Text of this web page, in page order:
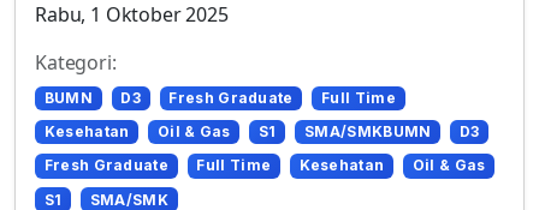
Rabu, 1 Oktober 2025
Kategori:
BUMN D3 Fresh Graduate
Full Time
Kesehatan
Oil & Gas S1 SMA/SMKBUMN
D3
Fresh Graduate
Full Time Kesehatan
Oil & Gas
S1
SMA/SMK